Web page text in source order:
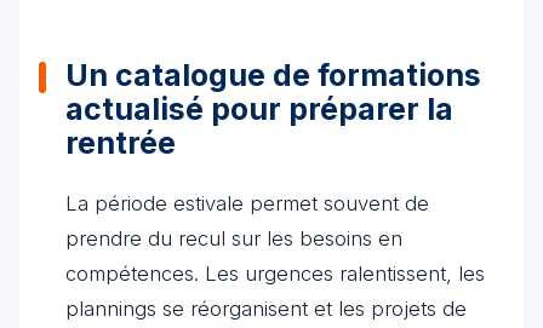
Un catalogue de formations
actualisé pour préparer la
rentrée
La période estivale permet souvent de
prendre du recul sur les besoins en
compétences. Les urgences ralentissent, les
plannings se réorganisent et les projets de